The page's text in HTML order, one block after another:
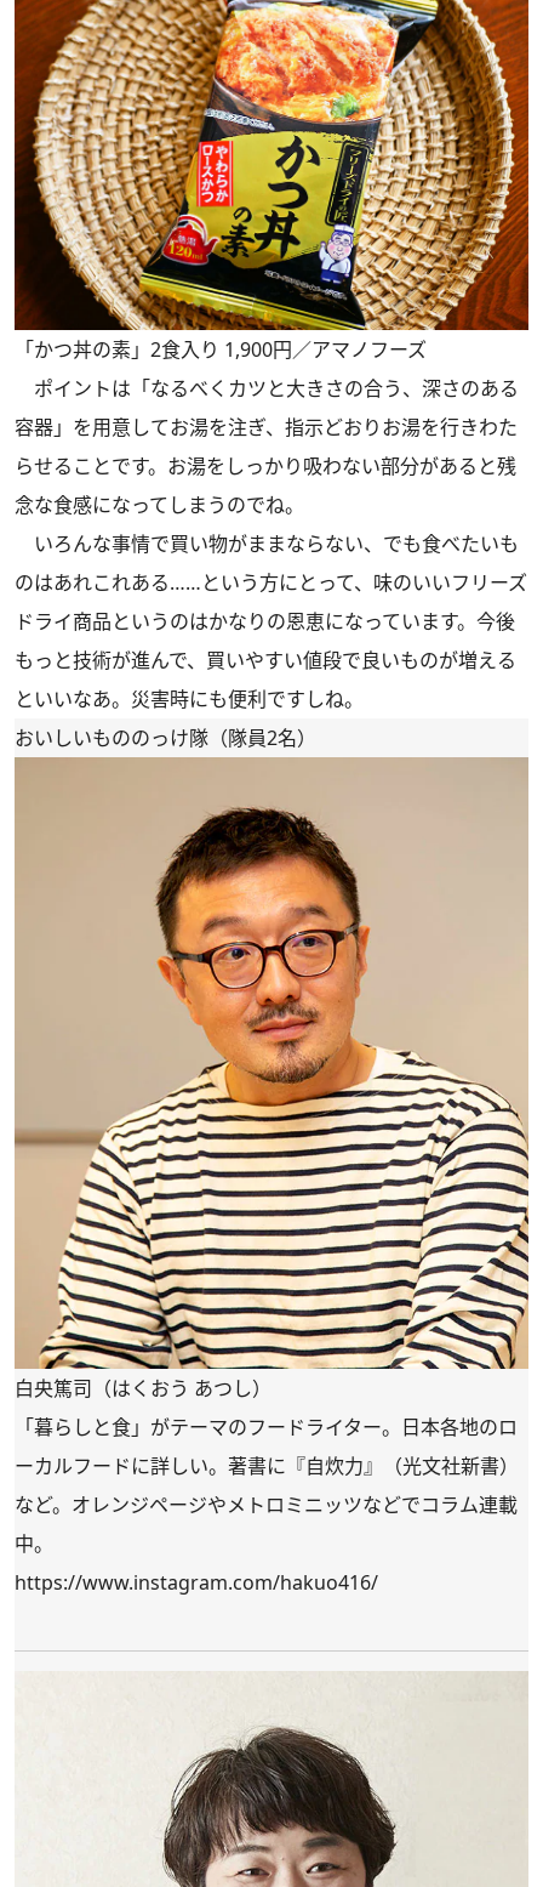
「かつ丼の素」2食入り 1,900円／アマノフーズ
ポイントは「なるべくカツと大きさの合う、深さのある
容器」を用意してお湯を注ぎ、指示どおりお湯を行きわた
らせることです。お湯をしっかり吸わない部分があると残
念な食感になってしまうのでね。
いろんな事情で買い物がままならない、でも食べたいも
のはあれこれある……という方にとって、味のいいフリーズ
ドライ商品というのはかなりの恩恵になっています。今後
もっと技術が進んで、買いやすい値段で良いものが増える
といいなあ。災害時にも便利ですしね。
おいしいもののっけ隊（隊員2名）
白央篤司（はくおう あつし）
「暮らしと食」がテーマのフードライター。日本各地のロ
ーカルフードに詳しい。著書に『自炊力』（光文社新書）
など。オレンジページやメトロミニッツなどでコラム連載
中。
https://www.instagram.com/hakuo416/